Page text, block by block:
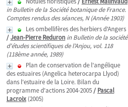
in Bulletin de la Société botanique de France.
Comptes rendus des séances, N (Année 1903)
Les ombellifères des herbiers d'Angers
/Jean-Pierre Reduron in Bulletin de la société
d'études scientifiques de l'Anjou, vol. 118
(118ème année, 1989)
Plan de conservation de l'angélique
des estuaires (Angelica heterocarpa Llyod)
dans l'estuaire de la Loire. Bilan du
programme d'actions 2004-2005/ Pascal
Lacroix (2005)